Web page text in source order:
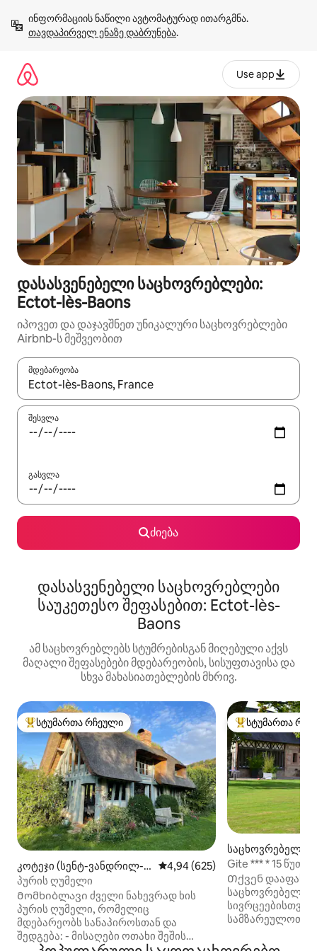
გადასვლა
თავდაპირველ ენაზე დაბრუნება.
Use app
დასასვენებელი საცხოვრებლები:
Ectot-lès-Baons
იპოვეთ და დაჯავშნეთ უნიკალური საცხოვრებლები
Airbnb-ს მეშვეობით
მდებარეობა
როცა შედეგები ხელმისაწვდომი გახდება, ნავიგაციისთვის
შესვლა
გასვლა
ძიება
დასასვენებელი საცხოვრებლები
საუკეთესო შეფასებით: Ectot-lès-
Baons
ამ საცხოვრებლებს სტუმრებისგან მიღებული აქვს
მაღალი შეფასებები მდებარეობის, სისუფთავისა და
სხვა მახასიათებლების მხრივ.
სტუმართა რჩეული მოწინავე ვარიანტი
სტუმართა რჩეული
კოტეჯი (სენტ-ვანდრილ-რ
ანსონი)
საშუალო შეფასებაა 5‑დან
4,94 (625)
პურის ღუმელი
Მომხიბლავი ძველი ნახევრად ხის
პურის ღუმელი, რომელიც
მდებარეობს სანაპიროსთან და
შედგება: - მისაღები ოთახი შეშის
სტუმართა
სტუმართა
საცხოვრებელი
e)
Gite *** * 15
სანაპიროზე -
Თქვენ
საცხოვრებელს
სამზარეულოთი
საძინებლებისთვის.